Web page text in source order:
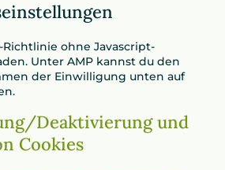
ohne Javascript-
Unter AMP kannst du den
der Einwilligung unten auf
Deaktivierung und
Cookies